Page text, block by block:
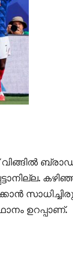
വിങ്ങിൽ
ഉറപ്പാണ്.